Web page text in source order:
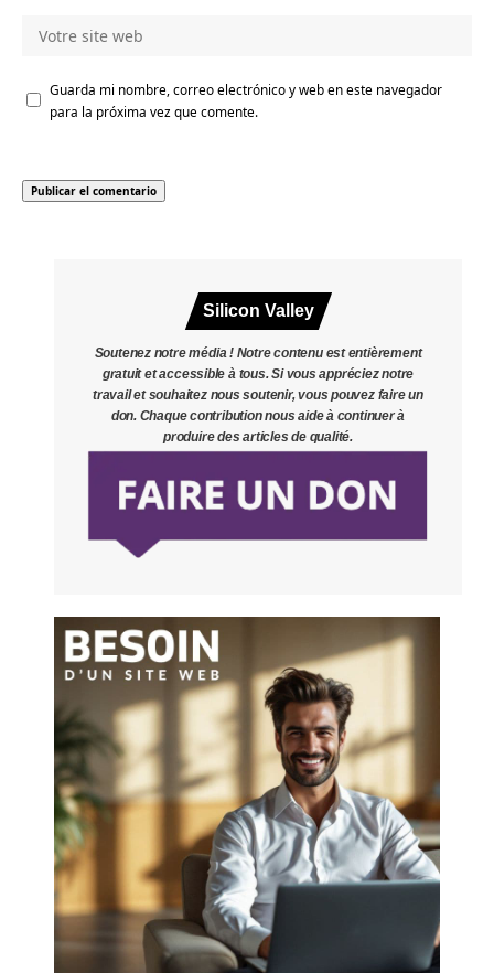
Guarda mi nombre, correo electrónico y web en este navegador
para la próxima vez que comente.
Silicon Valley
Soutenez notre média ! Notre contenu est entièrement
gratuit et accessible à tous. Si vous appréciez notre
travail et souhaitez nous soutenir, vous pouvez faire un
don. Chaque contribution nous aide à continuer à
produire des articles de qualité.